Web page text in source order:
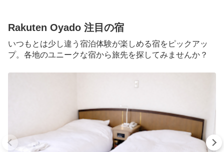
全22室 ホテル
Rakuten Oyado 注目の宿
いつもとは少し違う宿泊体験が楽しめる宿をピックアッ
プ。 各地のユニークな宿から旅先を探してみませんか？